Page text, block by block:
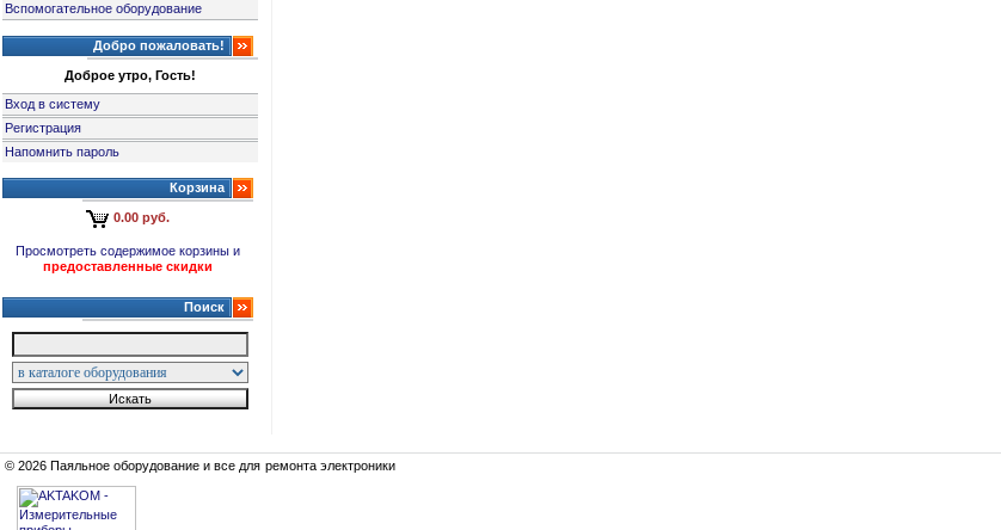
Вспомогательное оборудование
Добро пожаловать!
Доброе утро, Гость!
Вход в систему
Регистрация
Напомнить пароль
Корзина
0.00 руб.
Просмотреть содержимое корзины и
предоставленные скидки
Поиск
© 2026 Паяльное оборудование и все для ремонта электроники